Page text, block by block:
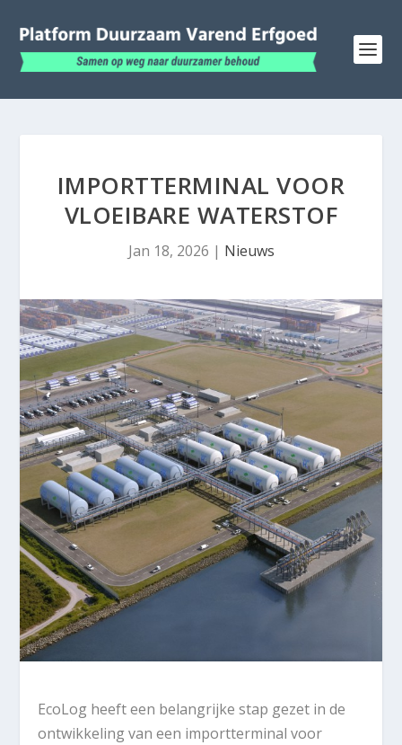
IMPORTTERMINAL VOOR
VLOEIBARE WATERSTOF
Jan 18, 2026 | Nieuws
EcoLog heeft een belangrijke stap gezet in de
ontwikkeling van een importterminal voor